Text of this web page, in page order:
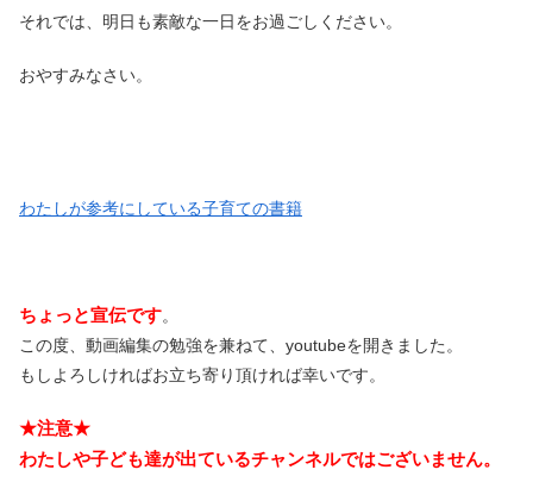
それでは、明日も素敵な一日をお過ごしください。
おやすみなさい。
わたしが参考にしている子育ての書籍
ちょっと宣伝です。
この度、動画編集の勉強を兼ねて、youtubeを開きました。
もしよろしければお立ち寄り頂ければ幸いです。
★注意★
わたしや子ども達が出ているチャンネルではございません。